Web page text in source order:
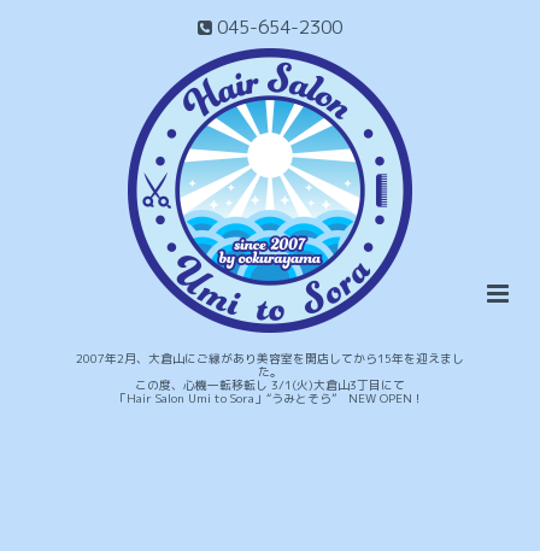
045-654-2300
2007年2月、大倉山にご縁があり美容室を開店してから15年を迎えまし
た。
この度、心機一転移転し 3/1(火)大倉山3丁目にて
「Hair Salon Umi to Sora」“うみとそら” NEW OPEN！